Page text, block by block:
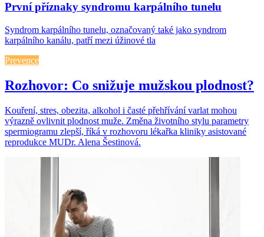
První příznaky syndromu karpálního tunelu
Syndrom karpálního tunelu, označovaný také jako syndrom
karpálního kanálu, patří mezi úžinové tla
Prevence
Rozhovor: Co snižuje mužskou plodnost?
Kouření, stres, obezita, alkohol i časté přehřívání varlat mohou
výrazně ovlivnit plodnost muže. Změna životního stylu parametry
spermiogramu zlepší, říká v rozhovoru lékařka kliniky asistované
reprodukce MUDr. Alena Šestinová.